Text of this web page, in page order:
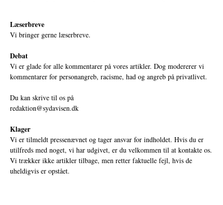
Læserbreve
Vi bringer gerne læserbreve.
Debat
Vi er glade for alle kommentarer på vores artikler. Dog modererer vi
kommentarer for personangreb, racisme, had og angreb på privatlivet.
Du kan skrive til os på
redaktion@sydavisen.dk
Klager
Vi er tilmeldt pressenævnet og tager ansvar for indholdet. Hvis du er
utilfreds med noget, vi har udgivet, er du velkommen til at kontakte os.
Vi trækker ikke artikler tilbage, men retter faktuelle fejl, hvis de
uheldigvis er opstået.